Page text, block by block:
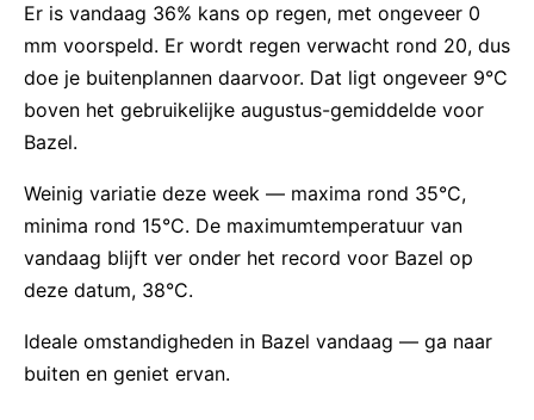
Er is vandaag 36% kans op regen, met ongeveer 0
mm voorspeld. Er wordt regen verwacht rond 20, dus
doe je buitenplannen daarvoor. Dat ligt ongeveer 9°C
boven het gebruikelijke augustus-gemiddelde voor
Bazel.
Weinig variatie deze week — maxima rond 35°C,
minima rond 15°C. De maximumtemperatuur van
vandaag blijft ver onder het record voor Bazel op
deze datum, 38°C.
Ideale omstandigheden in Bazel vandaag — ga naar
buiten en geniet ervan.